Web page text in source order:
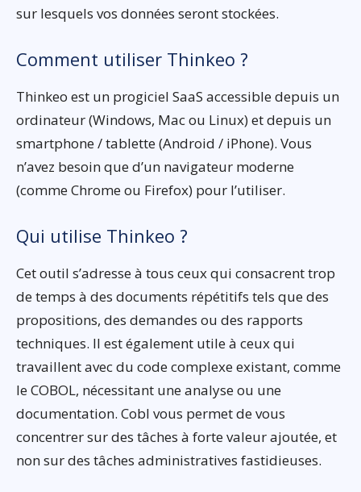
sur lesquels vos données seront stockées.
Comment utiliser Thinkeo ?
Thinkeo est un progiciel SaaS accessible depuis un
ordinateur (Windows, Mac ou Linux) et depuis un
smartphone / tablette (Android / iPhone). Vous
n’avez besoin que d’un navigateur moderne
(comme Chrome ou Firefox) pour l’utiliser.
Qui utilise Thinkeo ?
Cet outil s’adresse à tous ceux qui consacrent trop
de temps à des documents répétitifs tels que des
propositions, des demandes ou des rapports
techniques. Il est également utile à ceux qui
travaillent avec du code complexe existant, comme
le COBOL, nécessitant une analyse ou une
documentation. Cobl vous permet de vous
concentrer sur des tâches à forte valeur ajoutée, et
non sur des tâches administratives fastidieuses.